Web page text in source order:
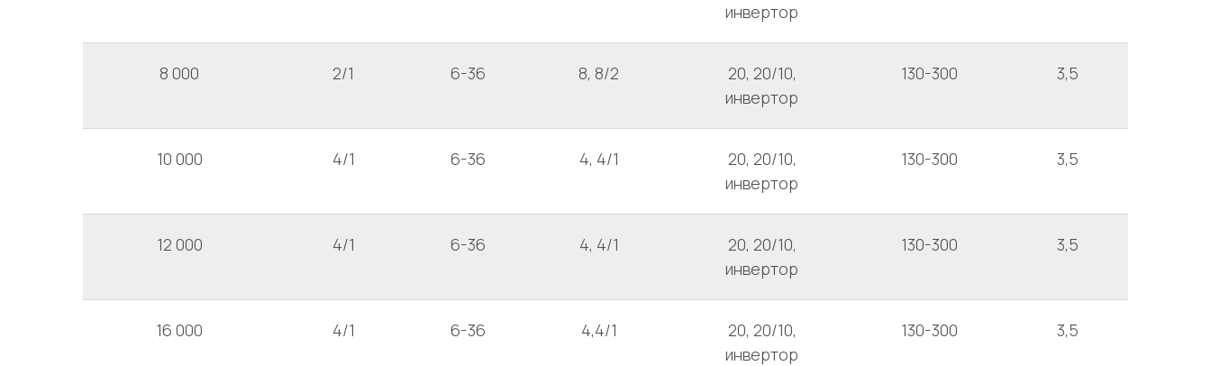
инвертор
8 000 2/1 6-36 8, 8/2
20, 20/10,
инвертор
130-300 3,5
10 000 4/1 6-36 4, 4/1
20, 20/10,
инвертор
130-300 3,5
12 000 4/1 6-36 4, 4/1
20, 20/10,
инвертор
130-300 3,5
16 000 4/1 6-36 4,4/1
20, 20/10,
инвертор
130-300 3,5